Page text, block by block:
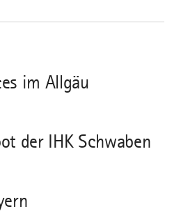
im Allgäu
der IHK Schwaben